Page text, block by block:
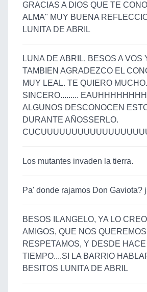
GRACIAS A DIOS QUE TE
ALMA" MUY BUENA
LUNITA DE ABRIL
LUNA DE ABRIL, BESOS A VOS
TAMBIEN AGRADEZCO EL
MUY LEAL. TE QUIERO
SINCERO.........
ALGUNOS DESCONOCEN
DURANTE AÑOSSERLO.
Los mutantes invaden la tierra.
Pa' donde rajamos Don Gaviota?
BESOS ILANGELO, YA LO
AMIGOS, QUE NOS
RESPETAMOS, Y DESDE
TIEMPO....SI LA BARRIO
BESITOS LUNITA DE ABRIL